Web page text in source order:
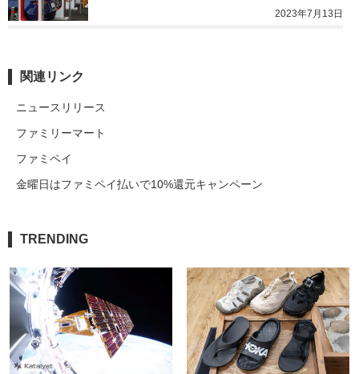
2023年7月13日
関連リンク
ニュースリリース
ファミリーマート
ファミペイ
金曜日はファミペイ払いで10%還元キャンペーン
TRENDING